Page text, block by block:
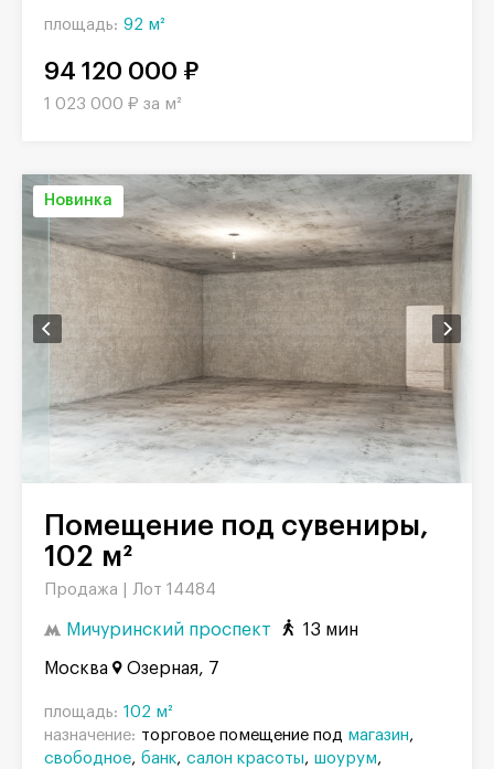
площадь: 92 м²
94 120 000 ₽
1 023 000 ₽ за м²
Новинка
Помещение под сувениры,
102 м²
Продажа | Лот 14484
Мичуринский проспект 13 мин
Москва Озерная, 7
площадь: 102 м²
назначение: торговое помещение под магазин
свободное банк салон красоты
шоурум